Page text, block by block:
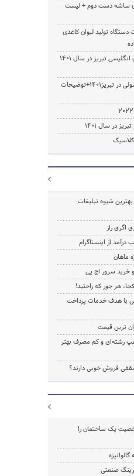
ساشه دست دوم + لیست
تولید لیوان کاغذی
لیست بهترین استاد زبان انگلیسی تبریز در سال 1401
آموزش زبان انگلیسی اصولی در تبریز1401+توضیحات
کلاسیک
شیوه تبلیغات
اگری راز
از اینستاگرام
ماهان
هر جور که راحتید!
با هدف خدمات پرداخت
ترین قیمت
رشته‌ای و کم مصرف بهتر
فروش خوبی دارند؟
یک ساختمان را
صنعتی